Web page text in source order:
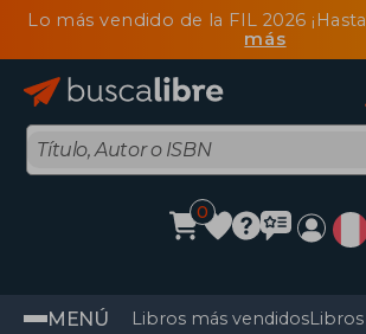
Lo más vendido de la FIL 2026
más
0
MENÚ Libros más vendidos